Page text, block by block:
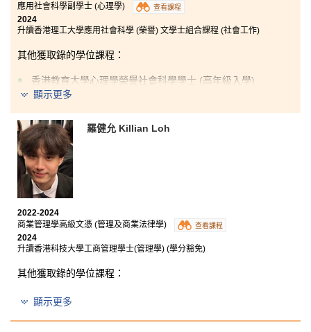
應用社會科學副學士 (心理學)
查看課程
2024
升讀香港理工大學應用社會科學 (榮譽) 文學士組合課程 (社會工作)
其他獲取錄的學位課程：
香港教育大學心理學榮譽社會科學學士 (高年級入學)
在書院的兩年學習生活中，我獲得了許多機會和成就。
作為心理學的學生，書院的課程為我提供了更深入的專
業知識，以及培養了我將知識與實踐結合為一的能力。
我其中一些難忘的回憶是成為學生大使，令我有機會進
行公開演講和策劃活動。我要衷心感謝所有的講師和學
生發展資源中心的輔導主任，他們的支持也是我學習生
活中最重要和難忘的一部分。
顯示更多
羅健允 Killian Loh
2022-2024
商業管理學高級文憑 (管理及商業法律學)
查看課程
2024
升讀香港科技大學工商管理學士(管理學) (學分豁免)
其他獲取錄的學位課程：
香港理工大學會計學 (榮譽) 工商管理學士 (高年級入學)
顯示更多